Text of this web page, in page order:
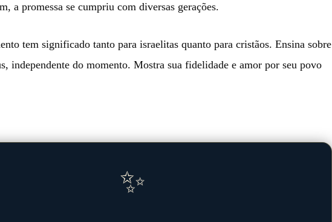
a promessa se cumpriu com diversas gerações.
tem significado tanto para israelitas quanto para cristãos. Ensina sobre
independente do momento. Mostra sua fidelidade e amor por seu povo
✨